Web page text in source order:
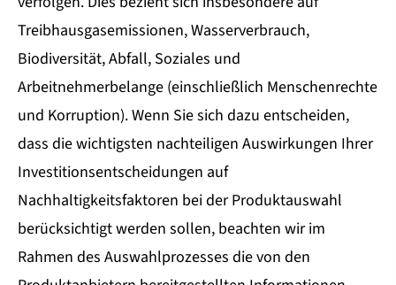
Treibhausgasemissionen, Wasserverbrauch,
Biodiversität, Abfall, Soziales und
Arbeitnehmerbelange (einschließlich Menschenrechte
und Korruption). Wenn Sie sich dazu entscheiden,
dass die wichtigsten nachteiligen Auswirkungen Ihrer
Investitionsentscheidungen auf
Nachhaltigkeitsfaktoren bei der Produktauswahl
berücksichtigt werden sollen, beachten wir im
Rahmen des Auswahlprozesses die von den